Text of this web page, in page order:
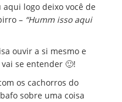
logo deixo você de
– “Humm isso aqui
ouvir a si mesmo e
se entender 🙂!
os cachorros do
sobre uma coisa